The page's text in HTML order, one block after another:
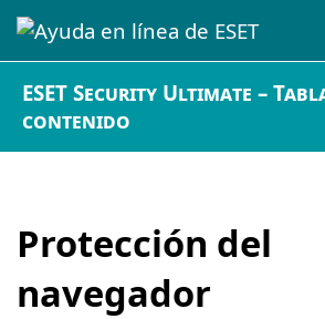
ESET Security Ultimate –
contenido
Protección del
navegador